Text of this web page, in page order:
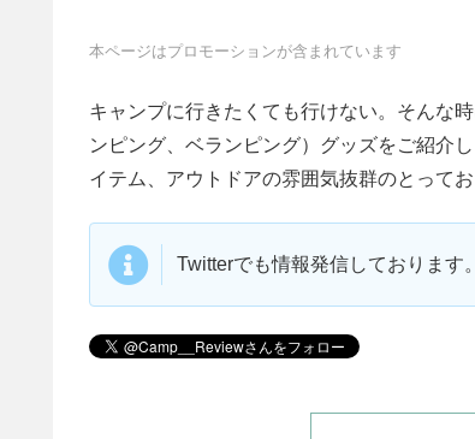
本ページはプロモーションが含まれています
キャンプに行きたくても行けない。そんな
ンピング、ベランピング）グッズをご紹介
イテム、アウトドアの雰囲気抜群のとって
Twitterでも情報発信しております